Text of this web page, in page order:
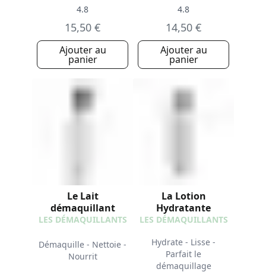
4.8
15,50 €
Ajouter au
panier
4.8
14,50 €
Ajouter au
panier
Le Lait
démaquillant
LES DÉMAQUILLANTS
Démaquille - Nettoie -
Nourrit
La Lotion
Hydratante
LES DÉMAQUILLANTS
Hydrate - Lisse -
Parfait le
démaquillage